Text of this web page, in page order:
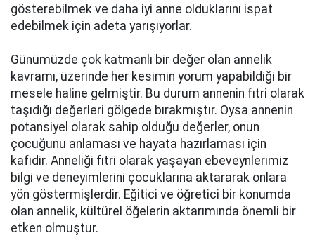
gösterebilmek ve daha iyi anne olduklarını ispat
edebilmek için adeta yarışıyorlar.
Günümüzde çok katmanlı bir değer olan annelik
kavramı, üzerinde her kesimin yorum yapabildiği bir
mesele haline gelmiştir. Bu durum annenin fıtri olarak
taşıdığı değerleri gölgede bırakmıştır. Oysa annenin
potansiyel olarak sahip olduğu değerler, onun
çocuğunu anlaması ve hayata hazırlaması için
kafidir. Anneliği fıtri olarak yaşayan ebeveynlerimiz
bilgi ve deneyimlerini çocuklarına aktararak onlara
yön göstermişlerdir. Eğitici ve öğretici bir konumda
olan annelik, kültürel öğelerin aktarımında önemli bir
etken olmuştur.